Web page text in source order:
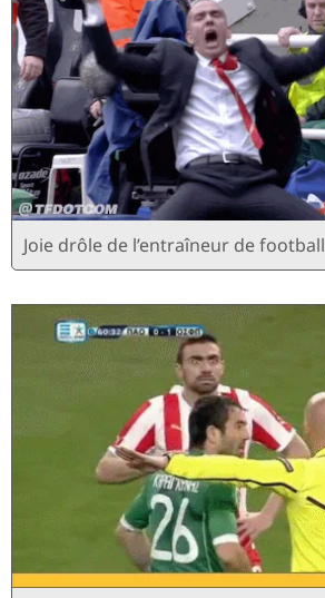
Joie drôle de l’entraîneur de football